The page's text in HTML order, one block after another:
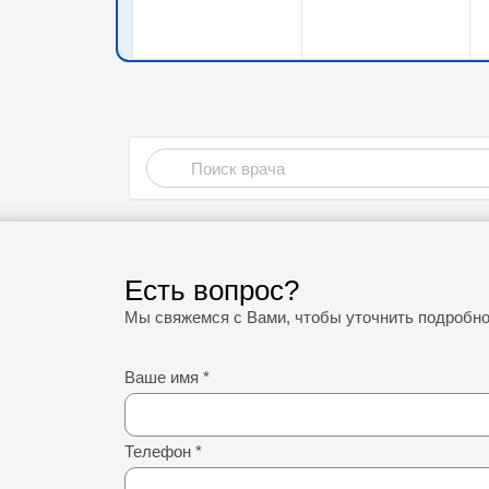
Есть вопрос?
Мы свяжемся с Вами, чтобы уточнить
Ваше имя *
Телефон *